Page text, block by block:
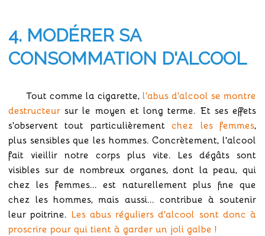
4. MODÉRER SA
CONSOMMATION D'ALCOOL
Tout comme la cigarette, l'abus d'alcool se montre
destructeur sur le moyen et long terme. Et ses effets
s'observent tout particulièrementchez les femmes,
plus sensibles que les hommes. Concrètement, l'alcool
fait vieillir notre corps plus vite. Les dégâts sont
visibles sur de nombreux organes, dont la peau, qui
chez les femmes... est naturellement plus fine que
chez les hommes, mais aussi... contribue à soutenir
leur poitrine. Les abus réguliers d'alcool sont donc à
proscrire pour qui tient à garder un joli galbe !